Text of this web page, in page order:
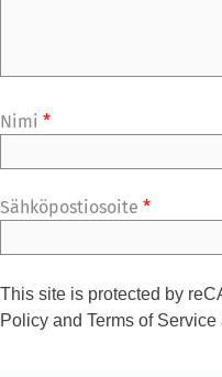
Nimi *
Sähköpostiosoite *
This site is protected by
Policy and Terms of Service